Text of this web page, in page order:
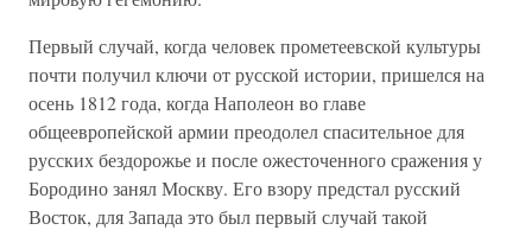
Первый случай, когда человек прометеевской культуры
почти получил ключи от русской истории, пришелся на
осень 1812 года, когда Наполеон во главе
общеевропейской армии преодолел спасительное для
русских бездорожье и после ожесточенного сражения у
Бородино занял Москву. Его взору предстал русский
Восток, для Запада это был первый случай такой